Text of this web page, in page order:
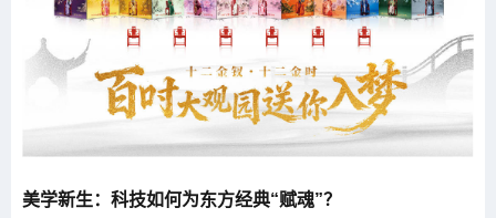
美学新生：科技如何为东方经典“赋魂”？